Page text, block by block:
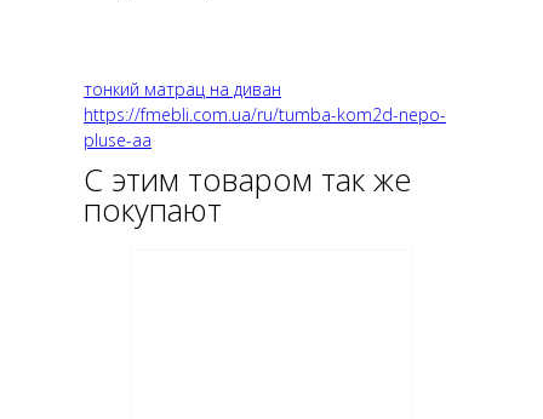
тонкий матрац на диван
https://fmebli.com.ua/ru/tumba-kom2d-nepo-
pluse-aa
С этим товаром так же
покупают